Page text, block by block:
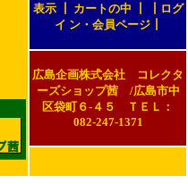
表示┃ カートの中
ログ
イ ン・会員ページ┃
広島企画株式会社 コレクタ
ーズショップ茜 /広島市中
区袋町６-４５ ＴＥＬ：
082-247-1371